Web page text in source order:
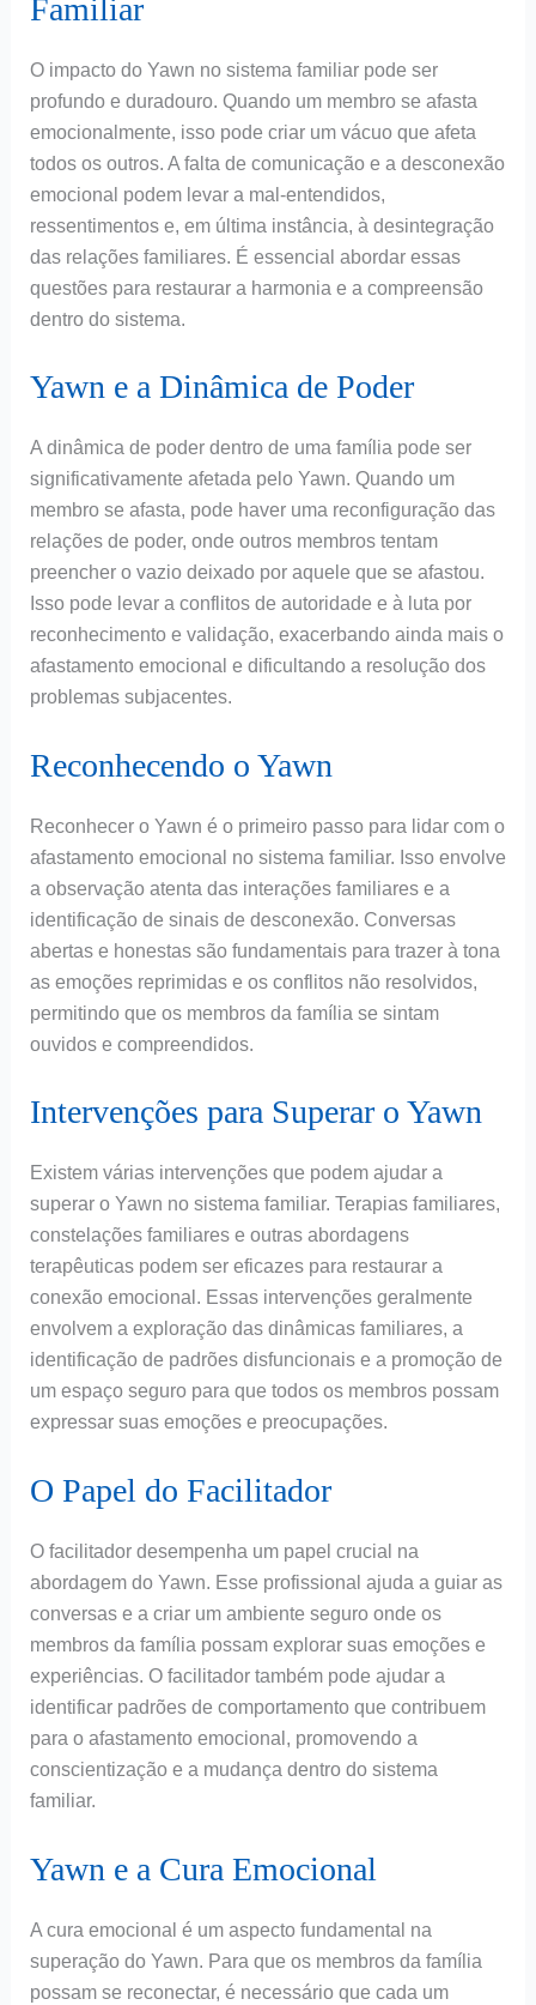
Familiar
O impacto do Yawn no sistema familiar pode ser
profundo e duradouro. Quando um membro se afasta
emocionalmente, isso pode criar um vácuo que afeta
todos os outros. A falta de comunicação e a desconexão
emocional podem levar a mal-entendidos,
ressentimentos e, em última instância, à desintegração
das relações familiares. É essencial abordar essas
questões para restaurar a harmonia e a compreensão
dentro do sistema.
Yawn e a Dinâmica de Poder
A dinâmica de poder dentro de uma família pode ser
significativamente afetada pelo Yawn. Quando um
membro se afasta, pode haver uma reconfiguração das
relações de poder, onde outros membros tentam
preencher o vazio deixado por aquele que se afastou.
Isso pode levar a conflitos de autoridade e à luta por
reconhecimento e validação, exacerbando ainda mais o
afastamento emocional e dificultando a resolução dos
problemas subjacentes.
Reconhecendo o Yawn
Reconhecer o Yawn é o primeiro passo para lidar com o
afastamento emocional no sistema familiar. Isso envolve
a observação atenta das interações familiares e a
identificação de sinais de desconexão. Conversas
abertas e honestas são fundamentais para trazer à tona
as emoções reprimidas e os conflitos não resolvidos,
permitindo que os membros da família se sintam
ouvidos e compreendidos.
Intervenções para Superar o Yawn
Existem várias intervenções que podem ajudar a
superar o Yawn no sistema familiar. Terapias familiares,
constelações familiares e outras abordagens
terapêuticas podem ser eficazes para restaurar a
conexão emocional. Essas intervenções geralmente
envolvem a exploração das dinâmicas familiares, a
identificação de padrões disfuncionais e a promoção de
um espaço seguro para que todos os membros possam
expressar suas emoções e preocupações.
O Papel do Facilitador
O facilitador desempenha um papel crucial na
abordagem do Yawn. Esse profissional ajuda a guiar as
conversas e a criar um ambiente seguro onde os
membros da família possam explorar suas emoções e
experiências. O facilitador também pode ajudar a
identificar padrões de comportamento que contribuem
para o afastamento emocional, promovendo a
conscientização e a mudança dentro do sistema
familiar.
Yawn e a Cura Emocional
A cura emocional é um aspecto fundamental na
superação do Yawn. Para que os membros da família
possam se reconectar, é necessário que cada um